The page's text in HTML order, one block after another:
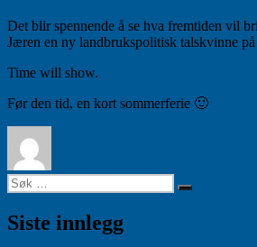
Det blir spennende å se hva fremtiden vil
Jæren en ny landbrukspolitisk talskvinne
Time will show.
Før den tid, en kort sommerferie 🙂
Søk
etter:
Søk
Siste innlegg